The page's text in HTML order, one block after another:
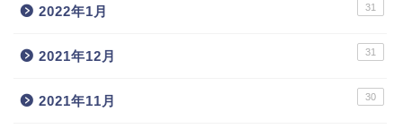
2022年1月 31
2021年12月 31
2021年11月 30